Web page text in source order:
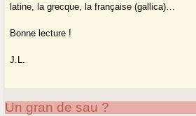
latine, la grecque, la française (gallica)…
Bonne lecture !
J.L.
Un gran de sau ?